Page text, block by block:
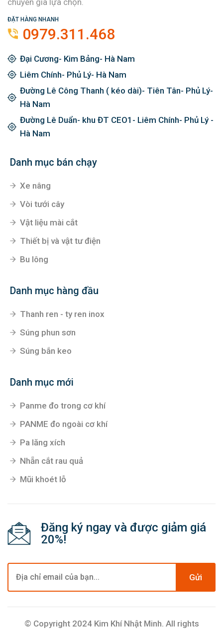
ĐẶT HÀNG NHANH
0979.311.468
Đại Cương- Kim Bảng- Hà Nam
Liêm Chính- Phủ Lý- Hà Nam
Đường Lê Công Thanh ( kéo dài)- Tiên Tân- Phủ Lý-
Hà Nam
Đường Lê Duẩn- khu ĐT CEO1- Liêm Chính- Phủ Lý -
Hà Nam
Danh mục bán chạy
Xe nâng
Vòi tưới cây
Vật liệu mài cắt
Thiết bị và vật tư điện
Bu lông
Danh mục hàng đầu
Thanh ren - ty ren inox
Súng phun sơn
Súng bắn keo
Danh mục mới
Panme đo trong cơ khí
PANME đo ngoài cơ khí
Pa lăng xích
Nhẵn cắt rau quả
Mũi khoét lỗ
Đăng ký ngay và được giảm giá
20%!
Gửi
© Copyright 2024 Kim Khí Nhật Minh. All rights